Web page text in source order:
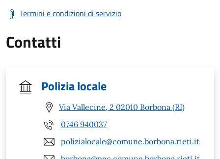
Termini e condizioni di servizio
Contatti
Polizia locale
Via Vallecine, 2 02010 Borbona (RI)
0746 940037
polizialocale@comune.borbona.rieti.it